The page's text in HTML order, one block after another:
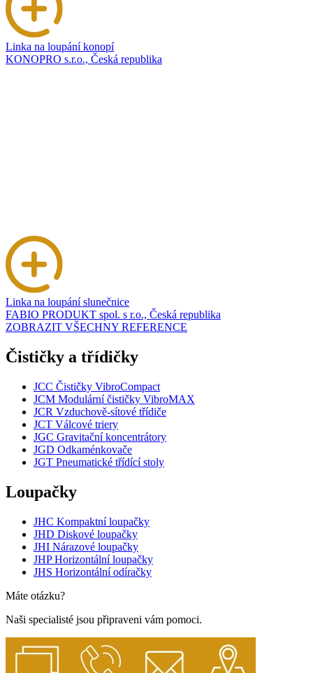
Linka na loupání konopí
KONOPRO s.r.o., Česká republika
Linka na loupání slunečnice
FABIO PRODUKT spol. s r.o., Česká republika
ZOBRAZIT VŠECHNY REFERENCE
Čističky a třídičky
JCC Čističky VibroCompact
JCM Modulární čističky VibroMAX
JCR Vzduchově-sítové třídiče
JCT Válcové triery
JGC Gravitační koncentrátory
JGD Odkaménkovače
JGT Pneumatické třídící stoly
Loupačky
JHC Kompaktní loupačky
JHD Diskové loupačky
JHI Nárazové loupačky
JHP Horizontální loupačky
JHS Horizontální odíračky
Máte otázku?
Naši specialisté jsou připraveni vám pomoci.